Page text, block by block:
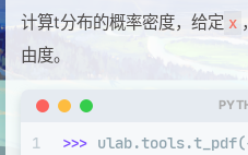
计算t分布的概率密度，给定 x
由度。
1
>>>